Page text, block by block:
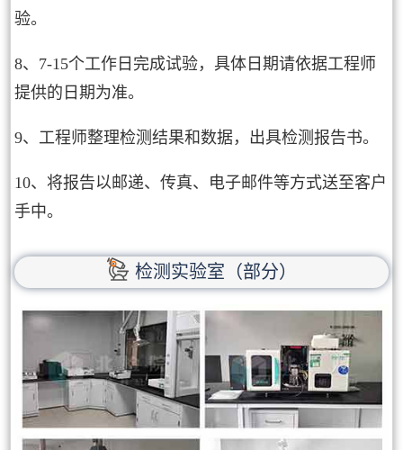
验。
8、7-15个工作日完成试验，具体日期请依据工程师
提供的日期为准。
9、工程师整理检测结果和数据，出具检测报告书。
10、将报告以邮递、传真、电子邮件等方式送至客户
手中。
检测实验室（部分）